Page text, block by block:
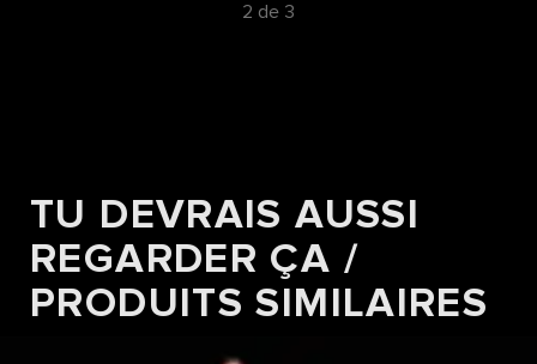
RECETTES
PLUMA DE PORC AVEC PURÉE DE
POMME DE TERRE BLEUE ET SAUCE
MONTÉE AU BEURRE
2 de 3
TU DEVRAIS AUSSI
REGARDER ÇA /
PRODUITS SIMILAIRES